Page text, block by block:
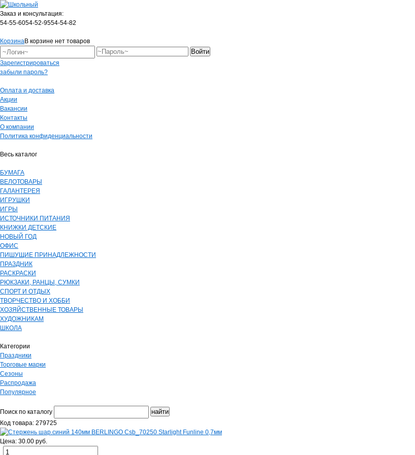
Заказ и консультация:
54-55-6054-52-9554-54-82
КорзинаВ корзине нет товаров
Зарегистрироваться
забыли пароль?
Оплата и доставка
Акции
Вакансии
Контакты
О компании
Политика конфиденциальности
Весь каталог
БУМАГА
ВЕЛОТОВАРЫ
ГАЛАНТЕРЕЯ
ИГРУШКИ
ИГРЫ
ИСТОЧНИКИ ПИТАНИЯ
КНИЖКИ ДЕТСКИЕ
НОВЫЙ ГОД
ОФИС
ПИШУЩИЕ ПРИНАДЛЕЖНОСТИ
ПРАЗДНИК
РАСКРАСКИ
РЮКЗАКИ, РАНЦЫ, СУМКИ
СПОРТ И ОТДЫХ
ТВОРЧЕСТВО И ХОББИ
ХОЗЯЙСТВЕННЫЕ ТОВАРЫ
ХУДОЖНИКАМ
ШКОЛА
Категории
Праздники
Торговые марки
Сезоны
Распродажа
Популярное
Поиск по каталогу
Код товара: 279725
Цена: 30.00 руб.